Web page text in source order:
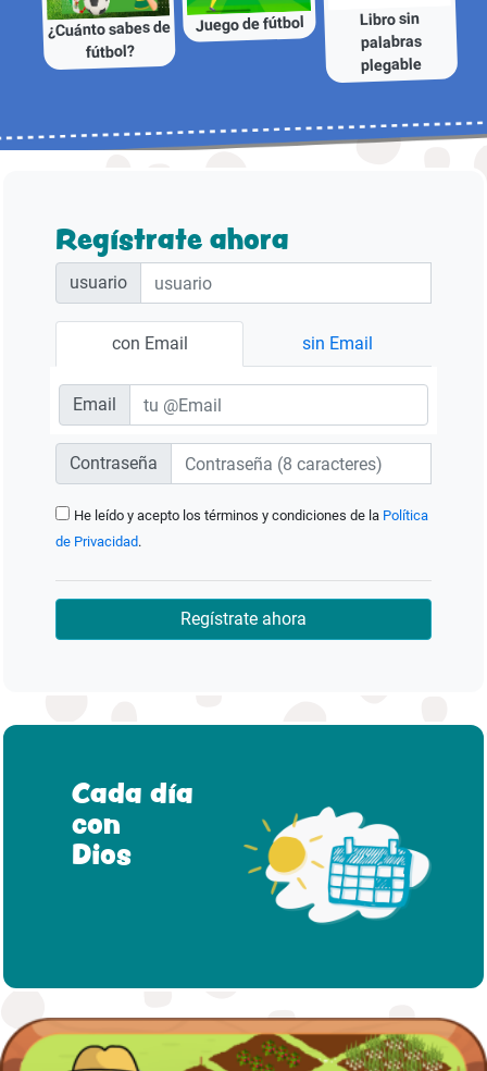
¿Cuánto sabes de
fútbol?
Juego de fútbol Libro sin
palabras
plegable
Regístrate ahora
usuario
con Email sin Email
Email
Contraseña
He leído y acepto los términos y condiciones de la Política
de Privacidad.
Regístrate ahora
Cada día
con
Dios